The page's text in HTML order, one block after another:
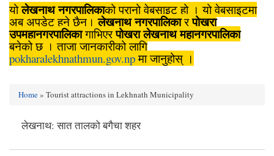
योलेखनाथ नगरपालिकाको पुरानो वेबसाइट हो । यो वेबसाइटमा
अब अपडेट हुने छैन।लेखनाथ नगरपालिकारपोखरा
उपमहानगरपालिकागाभिएरपोखरा लेखनाथ महानगरपालिका
बनेको छ । ताजा जानकारीको लागि
pokharalekhnathmun.gov.npमा जानुहोस् ।
Home» Tourist attractions in Lekhnath Municipality
लेखनाथ: सात तालको बगैचा शहर